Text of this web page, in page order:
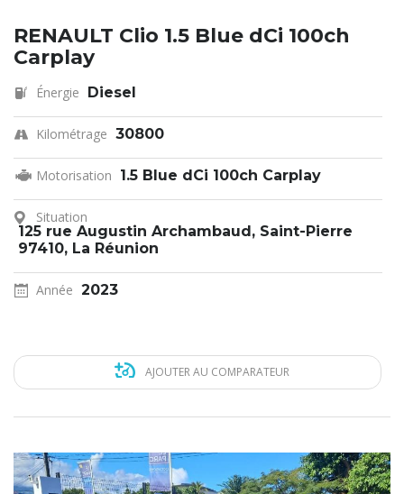
RENAULT Clio 1.5 Blue dCi 100ch
Carplay
Énergie Diesel
Kilométrage 30800
Motorisation 1.5 Blue dCi 100ch Carplay
Situation
125 rue Augustin Archambaud, Saint-Pierre
97410, La Réunion
Année 2023
AJOUTER AU COMPARATEUR